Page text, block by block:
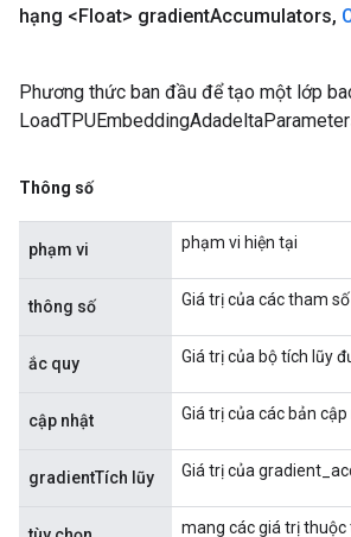
hạng <Float> gradientAccumulators,
Phương thức ban đầu để tạo một lớp
Thông số
phạm vi phạm vi hiện tại
thông số Giá trị của các tham
ắc quy Giá trị của bộ tích lũy
cập nhật Giá trị của các bản
gradientTích lũy Giá trị của
mang các giá trị thuộc